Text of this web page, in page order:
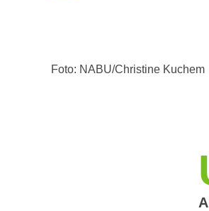
Foto: NABU/Christine Kuchem